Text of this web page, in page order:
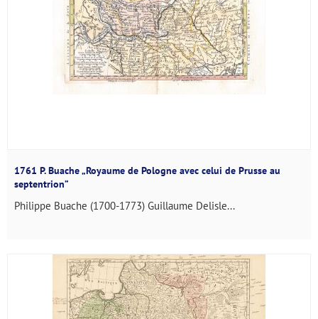
1761 P. Buache „Royaume de Pologne avec celui de Prusse au
septentrion”
Philippe Buache (1700-1773) Guillaume Delisle...